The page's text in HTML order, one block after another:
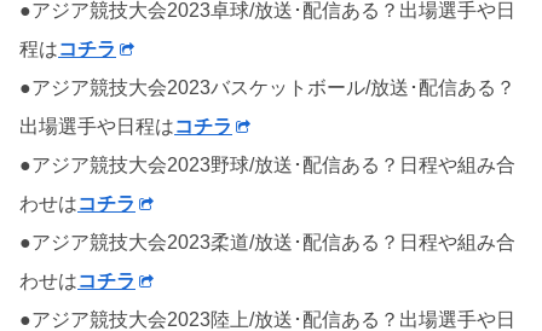
●アジア競技大会2023卓球/放送･配信ある？出場選手や日
程はコチラ
●アジア競技大会2023バスケットボール/放送･配信ある？
出場選手や日程はコチラ
●アジア競技大会2023野球/放送･配信ある？日程や組み合
わせはコチラ
●アジア競技大会2023柔道/放送･配信ある？日程や組み合
わせはコチラ
●アジア競技大会2023陸上/放送･配信ある？出場選手や日